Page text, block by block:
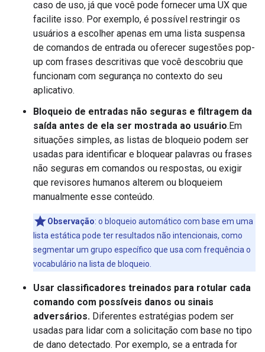
caso de uso, já que você pode fornecer uma UX que
facilite isso. Por exemplo, é possível restringir os
usuários a escolher apenas em uma lista suspensa
de comandos de entrada ou oferecer sugestões pop-
up com frases descritivas que você descobriu que
funcionam com segurança no contexto do seu
aplicativo.
Bloqueio de entradas não seguras e filtragem da
saída antes de ela ser mostrada ao usuário.Em
situações simples, as listas de bloqueio podem ser
usadas para identificar e bloquear palavras ou frases
não seguras em comandos ou respostas, ou exigir
que revisores humanos alterem ou bloqueiem
manualmente esse conteúdo.
Observação: o bloqueio automático com base em uma
lista estática pode ter resultados não intencionais, como
segmentar um grupo específico que usa com frequência o
vocabulário na lista de bloqueio.
Usar classificadores treinados para rotular cada
comando com possíveis danos ou sinais
adversários. Diferentes estratégias podem ser
usadas para lidar com a solicitação com base no tipo
de dano detectado. Por exemplo, se a entrada for